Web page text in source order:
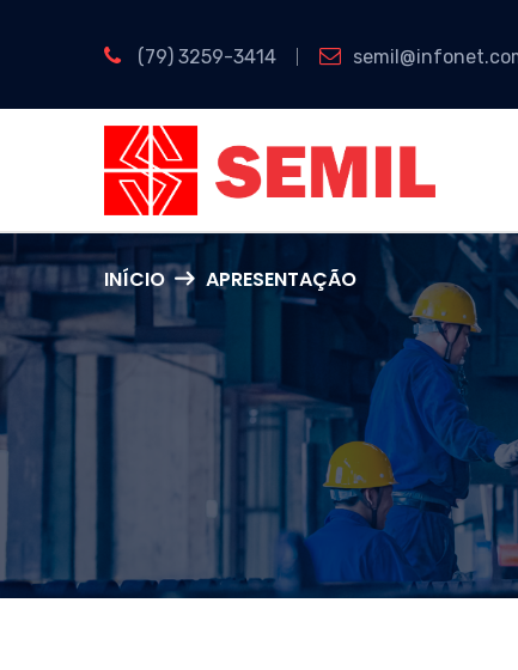
(79) 3259-3414
INÍCIO APRESENTAÇÃO